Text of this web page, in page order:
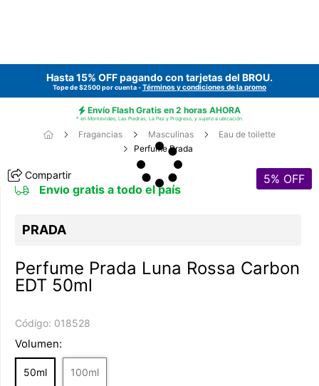
Hasta 15% OFF pagando con tarjetas del BROU.
Tope de $2500 por cuenta -Términos y condiciones de la promo
Envío Flash Gratis en 2 horas AHORA
* en Montevideo, Las Piedras, La Paz y Progreso, y sujeto a ubicación.
Fragancias Masculinas
Eau de toilette
Perfume Prada
Compartir 5% OFF
Envío gratis a todo el país
PRADA
Perfume Prada Luna Rossa Carbon
EDT 50ml
Código: 018528
Volumen:
50ml 100ml